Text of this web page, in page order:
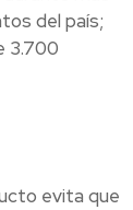
del país;
3.700
evita que